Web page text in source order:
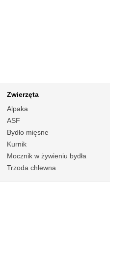
Zwierzęta
Alpaka
ASF
Bydło mięsne
Kurnik
Mocznik w żywieniu bydła
Trzoda chlewna